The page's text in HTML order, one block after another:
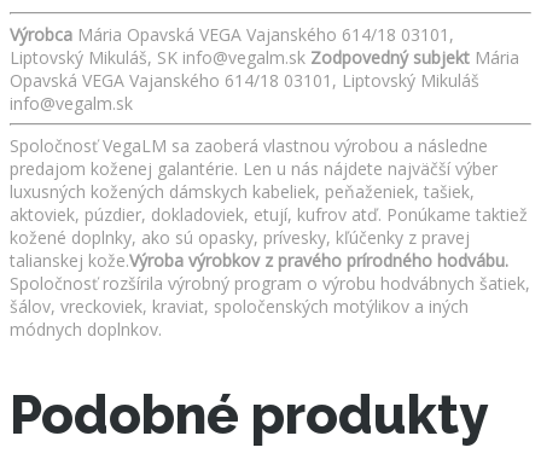
Výrobca Mária Opavská VEGA Vajanského 614/18 03101,
Liptovský Mikuláš, SK info@vegalm.sk Zodpovedný subjekt Mária
Opavská VEGA Vajanského 614/18 03101, Liptovský Mikuláš
info@vegalm.sk
Spoločnosť VegaLM sa zaoberá vlastnou výrobou a následne
predajom koženej galantérie. Len u nás nájdete najväčší výber
luxusných kožených dámskych kabeliek, peňaženiek, tašiek,
aktoviek, púzdier, dokladoviek, etují, kufrov atď. Ponúkame taktiež
kožené doplnky, ako sú opasky, prívesky, kľúčenky z pravej
talianskej kože.Výroba výrobkov z pravého prírodného hodvábu.
Spoločnosť rozšírila výrobný program o výrobu hodvábnych šatiek,
šálov, vreckoviek, kraviat, spoločenských motýlikov a iných
módnych doplnkov.
Podobné produkty